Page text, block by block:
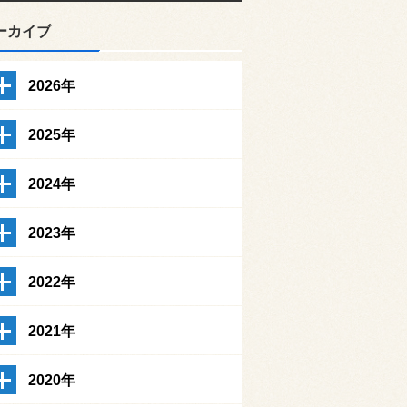
カイブ
2026年
2025年
2024年
2023年
2022年
2021年
2020年